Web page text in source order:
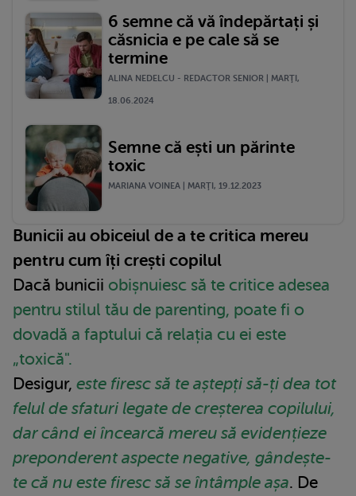
6 semne că vă îndepărtați și
căsnicia e pe cale să se
termine
ALINA NEDELCU - REDACTOR SENIOR | MARŢI,
18.06.2024
Semne că ești un părinte
toxic
MARIANA VOINEA | MARŢI, 19.12.2023
Bunicii au obiceiul de a te critica mereu
pentru cum îți crești copilul
Dacă bunicii obișnuiesc să te critice adesea
pentru stilul tău de parenting, poate fi o
dovadă a faptului că relația cu ei este
„toxică".
Desigur, este firesc să te aștepți să-ți dea tot
felul de sfaturi legate de creșterea copilului,
dar când ei încearcă mereu să evidențieze
preponderent aspecte negative, gândește-
te că nu este firesc să se întâmple așa. De